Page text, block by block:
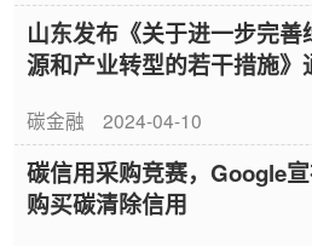
山东发布《关于进一步完
源和产业转型的若干措施》
碳金融 2024-04-10
碳信用采购竞赛，Google
购买碳清除信用